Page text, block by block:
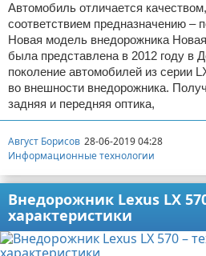
Автомобиль отличается
соответствием предназначению –
Новая модель внедорожника
была представлена в 2012 году в
поколение автомобилей из серии
во внешности внедорожника.
задняя и передняя оптика,
Август Борисов 28-06-2019 04:28
Информационные технологии
Внедорожник Lexus LX
характеристики